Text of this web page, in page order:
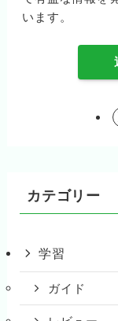
います。
カテゴリー
学習
ガイド